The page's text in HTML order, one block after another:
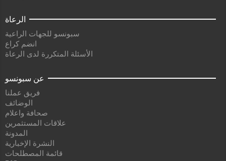
الرعاة
سبونسو للجهات الراعية
انضم كراع
الأسئلة المتكررة لدى الرعاة
عن سبونسو
فريق عملنا
الوضائف
صحافة واعلام
علاقات المستثمرين
المدونة
النشرة الإخبارية
قائمة المصطلحات